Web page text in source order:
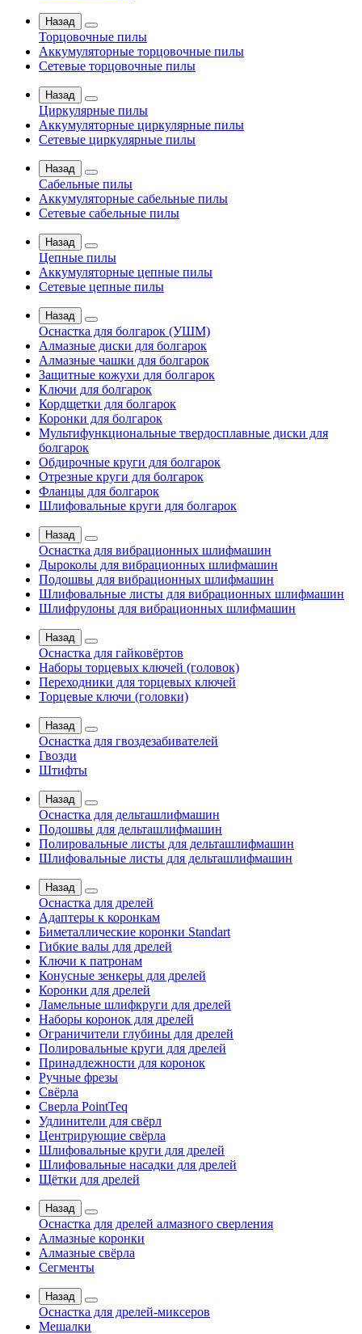
Назад
Торцовочные пилы
Аккумуляторные торцовочные пилы
Сетевые торцовочные пилы
Назад
Циркулярные пилы
Аккумуляторные циркулярные пилы
Сетевые циркулярные пилы
Назад
Сабельные пилы
Аккумуляторные сабельные пилы
Сетевые сабельные пилы
Назад
Цепные пилы
Аккумуляторные цепные пилы
Сетевые цепные пилы
Назад
Оснастка для болгарок (УШМ)
Алмазные диски для болгарок
Алмазные чашки для болгарок
Защитные кожухи для болгарок
Ключи для болгарок
Кордщетки для болгарок
Коронки для болгарок
Мультифункциональные твердосплавные диски для
болгарок
Обдирочные круги для болгарок
Отрезные круги для болгарок
Фланцы для болгарок
Шлифовальные круги для болгарок
Назад
Оснастка для вибрационных шлифмашин
Дыроколы для вибрационных шлифмашин
Подошвы для вибрационных шлифмашин
Шлифовальные листы для вибрационных шлифмашин
Шлифрулоны для вибрационных шлифмашин
Назад
Оснастка для гайковёртов
Наборы торцевых ключей (головок)
Переходники для торцевых ключей
Торцевые ключи (головки)
Назад
Оснастка для гвоздезабивателей
Гвозди
Штифты
Назад
Оснастка для дельташлифмашин
Подошвы для дельташлифмашин
Полировальные листы для дельташлифмашин
Шлифовальные листы для дельташлифмашин
Назад
Оснастка для дрелей
Адаптеры к коронкам
Биметаллические коронки Standart
Гибкие валы для дрелей
Ключи к патронам
Конусные зенкеры для дрелей
Коронки для дрелей
Ламельные шлифкруги для дрелей
Наборы коронок для дрелей
Ограничители глубины для дрелей
Полировальные круги для дрелей
Принадлежности для коронок
Ручные фрезы
Свёрла
Сверла PointTeq
Удлинители для свёрл
Центрирующие свёрла
Шлифовальные круги для дрелей
Шлифовальные насадки для дрелей
Щётки для дрелей
Назад
Оснастка для дрелей алмазного сверления
Алмазные коронки
Алмазные свёрла
Сегменты
Назад
Оснастка для дрелей-миксеров
Мешалки